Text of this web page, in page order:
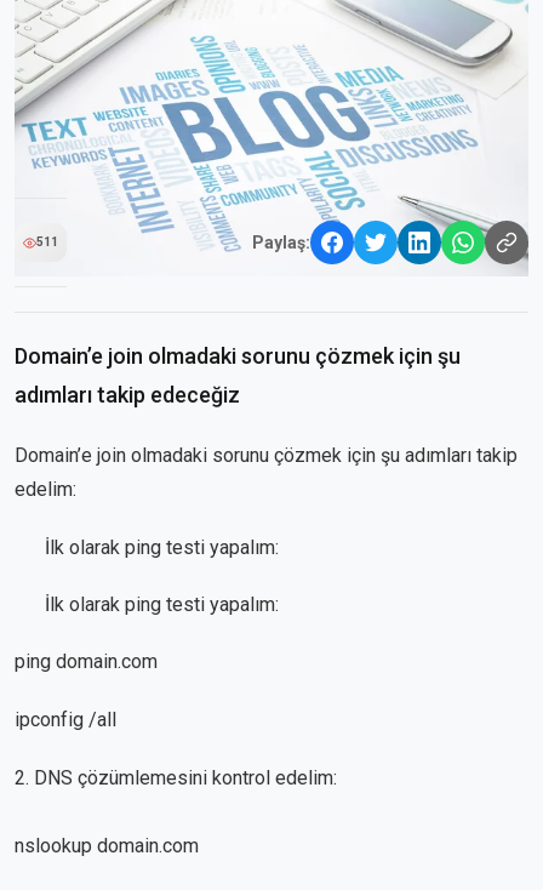
511 Paylaş:
Domain’e join olmadaki sorunu çözmek için şu
adımları takip edeceğiz
Domain’e join olmadaki sorunu çözmek için şu adımları takip
edelim:
İlk olarak ping testi yapalım:
İlk olarak ping testi yapalım:
ping domain.com
ipconfig /all
2. DNS çözümlemesini kontrol edelim:
nslookup domain.com